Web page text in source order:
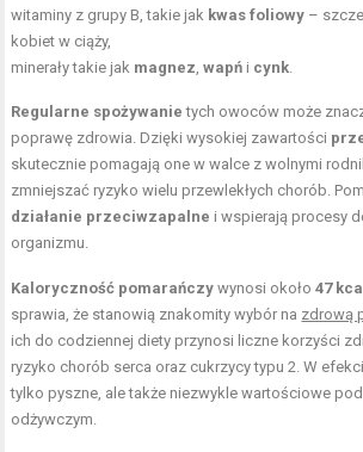
witaminy z grupy B, takie jak kwas foliowy –
kobiet w ciąży,
minerały takie jak magnez,wapń i cynk.
Regularne spożywanie tych owoców może
poprawę zdrowia. Dzięki wysokiej zawartości
skutecznie pomagają one w walce z wolnymi
zmniejszać ryzyko wielu przewlekłych chorób.
działanie przeciwzapalne i wspierają procesy
organizmu.
Kaloryczność pomarańczy wynosi około47 kcal
sprawia, że stanowią znakomity wybór na zdrową
ich do codziennej diety przynosi liczne korzyści
ryzyko chorób serca oraz cukrzycy typu 2. W
tylko pyszne, ale także niezwykle wartościowe
odżywczym.